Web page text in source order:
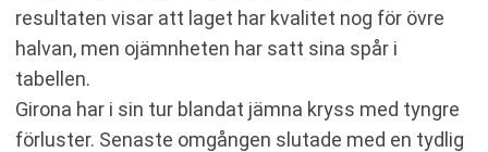
resultaten visar att laget har kvalitet nog för övre
halvan, men ojämnheten har satt sina spår i
tabellen.
Girona har i sin tur blandat jämna kryss med tyngre
förluster. Senaste omgången slutade med en tydlig